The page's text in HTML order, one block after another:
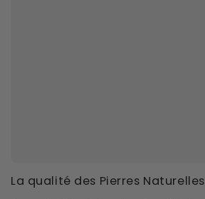
La qualité des Pierres Naturelles